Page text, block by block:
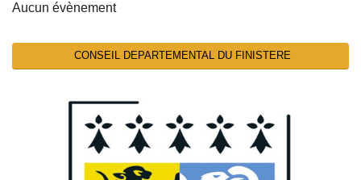
Aucun évènement
CONSEIL DEPARTEMENTAL DU FINISTERE